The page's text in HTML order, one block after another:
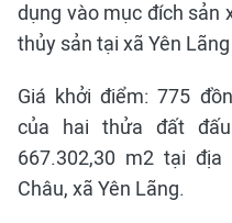
dụng vào mục đích sản
thủy sản tại xã Yên
Giá khởi điểm: 775
của hai thửa đất
667.302,30 m2 tại
Châu, xã Yên Lãng.